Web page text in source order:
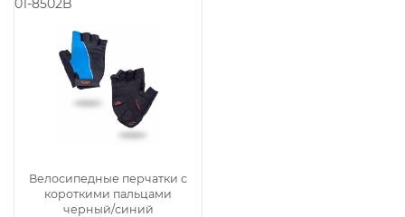
01-8502B
Велосипедные перчатки с
короткими пальцами
черный/синий